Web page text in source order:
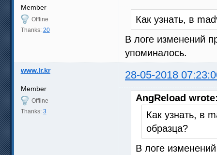
Member
Offline
Thanks: 20
Как узнать, в
В логе изменений
упоминалось.
www.lr.kr 28-05-2018
Member
Offline
Thanks: 3
AngReload
Как узнать, в
образца?
В логе